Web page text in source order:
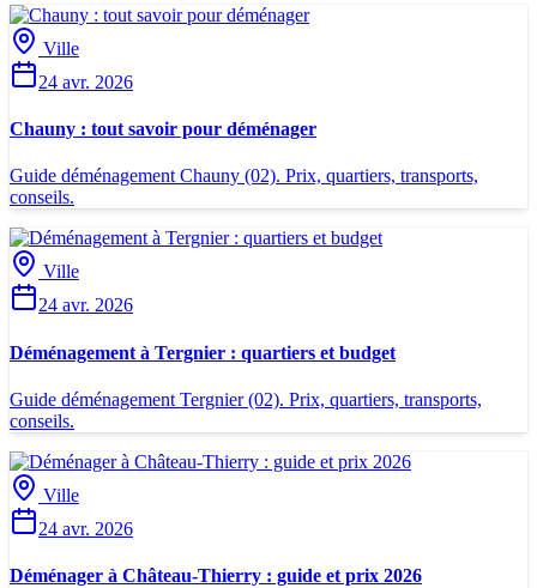
Ville
24 avr. 2026
Chauny : tout savoir pour déménager
Guide déménagement Chauny (02). Prix, quartiers, transports,
conseils.
Ville
24 avr. 2026
Déménagement à Tergnier : quartiers et budget
Guide déménagement Tergnier (02). Prix, quartiers, transports,
conseils.
Ville
24 avr. 2026
Déménager à Château-Thierry : guide et prix 2026